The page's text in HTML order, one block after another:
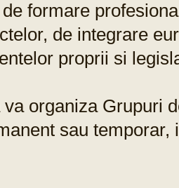
formare
de integrare
proprii si
organiza Grupuri
sau